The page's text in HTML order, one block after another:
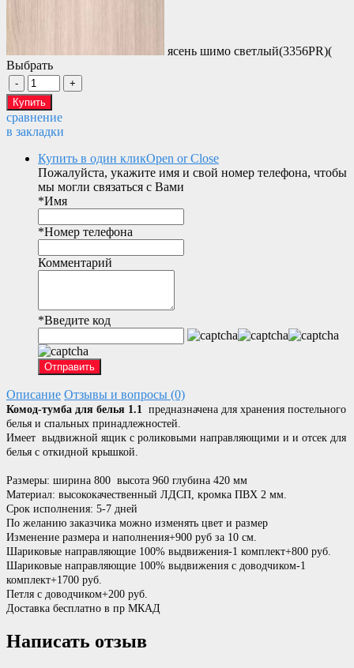
ясень шимо светлый(3356PR)(
Выбрать
сравнение
в закладки
Купить в один кликOpen or Close
Пожалуйста, укажите имя и свой номер телефона, чтобы
мы могли связаться с Вами
*Имя
*Номер телефона
Комментарий
*Введите код
Отправить
Описание Отзывы и вопросы (0)
Комод-тумба для белья 1.1 предназначена для хранения постельного
белья и спальных принадлежностей.
Имеет выдвижной ящик с роликовыми направляющими и и отсек для
белья с откидной крышкой.
Размеры: ширина 800 высота 960 глубина 420 мм
Материал: высококачественный ЛДСП, кромка ПВХ 2 мм.
Срок исполнения: 5-7 дней
По желанию заказчика можно изменять цвет и размер
Изменение размера и наполнения+900 руб за 10 см.
Шариковые направляющие 100% выдвижения-1 комплект+800 руб.
Шариковые направляющие 100% выдвижения с доводчиком-1
комплект+1700 руб.
Петля с доводчиком+200 руб.
Доставка бесплатно в пр МКАД
Написать отзыв